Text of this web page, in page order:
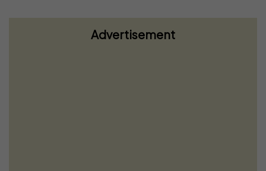
Advertisement